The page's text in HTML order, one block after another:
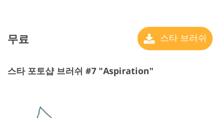
무료 스타 브러쉬
스타 포토샵 브러쉬 #7 "Aspiration"